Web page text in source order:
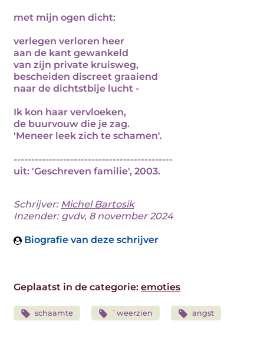
met mijn ogen dicht:
verlegen verloren heer
aan de kant gewankeld
van zijn private kruisweg,
bescheiden discreet graaiend
naar de dichtstbije lucht -
Ik kon haar vervloeken,
de buurvouw die je zag.
'Meneer leek zich te schamen'.
---------------------------------------------
uit: 'Geschreven familie', 2003.
Schrijver: Michel Bartosik
Inzender: gvdv, 8 november 2024
Biografie van deze schrijver
Geplaatst in de categorie: emoties
schaamte `weerzien angst